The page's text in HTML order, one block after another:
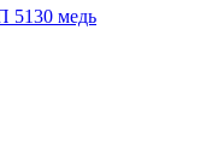
5130 медь